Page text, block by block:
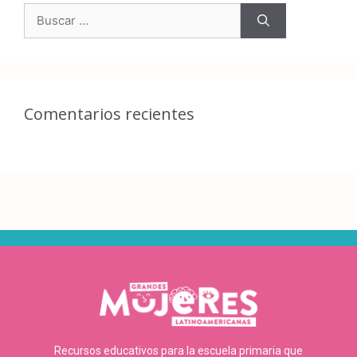
Comentarios recientes
Recursos educativos para la escuela primaria que